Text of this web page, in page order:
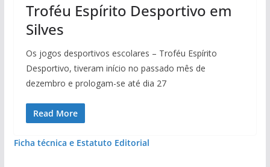
Troféu Espírito Desportivo em
Silves
Os jogos desportivos escolares – Troféu Espírito
Desportivo, tiveram início no passado mês de
dezembro e prologam-se até dia 27
Read More
Ficha técnica e Estatuto Editorial